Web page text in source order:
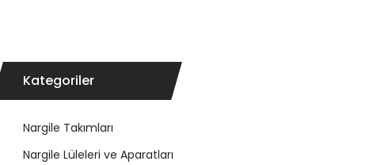
Kategoriler
Nargile Takımları
Nargile Lüleleri ve Aparatları